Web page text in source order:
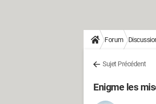
Forum
Sujet Précédent
Enigme les